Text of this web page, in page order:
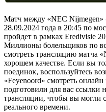
Матч между «NEC Nijmegen»
28.09.2024 года в 20:45 по
пройдет в рамках Eredivisie
Миллионы болельщиков по
смотреть трансляцию матча
хорошем качестве. Если вы
поединок, воспользуйтесь
«Feyenoord» смотреть
подготовили для вас ссылки
трансляции, чтобы вы могли
реального времени.